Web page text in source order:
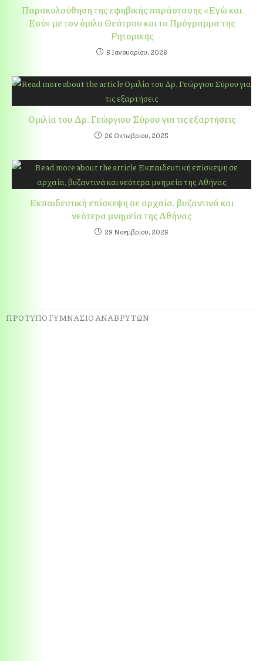
Παρακολούθηση της εφηβικής παράστασης «Εγώ και
Εσύ» με τον όμιλο Θεάτρου και το Πρόγραμμα της
Ρητορικής
5 Ιανουαρίου, 2026
Ομιλία του Δρ. Γεώργιου Σύρου για τις εξαρτήσεις
26 Οκτωβρίου, 2025
Εκπαιδευτική επίσκεψη σε αρχαία, βυζαντινά και
νεότερα μνημεία της Αθήνας
29 Νοεμβρίου, 2025
ΠΡΟΤΥΠΟ ΓΥΜΝΑΣΙΟ ΑΝΑΒΡΥΤΩΝ